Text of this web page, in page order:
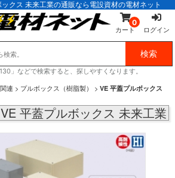
クス 未来工業の通販なら電設資材の電材ネット
0
カート ログイン
」などで検索すると、探しやすくなります。
連 > プルボックス（樹脂製） > VE 平蓋プルボックス
平蓋プルボックス 未来工業